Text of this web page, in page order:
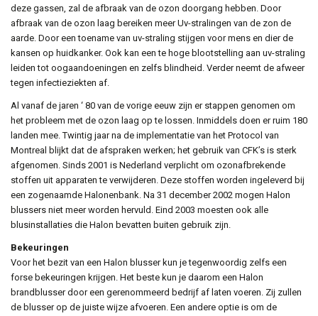
deze gassen, zal de afbraak van de ozon doorgang hebben. Door
afbraak van de ozon laag bereiken meer Uv-stralingen van de zon de
aarde. Door een toename van uv-straling stijgen voor mens en dier de
kansen op huidkanker. Ook kan een te hoge blootstelling aan uv-straling
leiden tot oogaandoeningen en zelfs blindheid. Verder neemt de afweer
tegen infectieziekten af.
Al vanaf de jaren ‘ 80 van de vorige eeuw zijn er stappen genomen om
het probleem met de ozon laag op te lossen. Inmiddels doen er ruim 180
landen mee. Twintig jaar na de implementatie van het Protocol van
Montreal blijkt dat de afspraken werken; het gebruik van CFK’s is sterk
afgenomen. Sinds 2001 is Nederland verplicht om ozonafbrekende
stoffen uit apparaten te verwijderen. Deze stoffen worden ingeleverd bij
een zogenaamde Halonenbank. Na 31 december 2002 mogen Halon
blussers niet meer worden hervuld. Eind 2003 moesten ook alle
blusinstallaties die Halon bevatten buiten gebruik zijn.
Bekeuringen
Voor het bezit van een Halon blusser kun je tegenwoordig zelfs een
forse bekeuringen krijgen. Het beste kun je daarom een Halon
brandblusser door een gerenommeerd bedrijf af laten voeren. Zij zullen
de blusser op de juiste wijze afvoeren. Een andere optie is om de